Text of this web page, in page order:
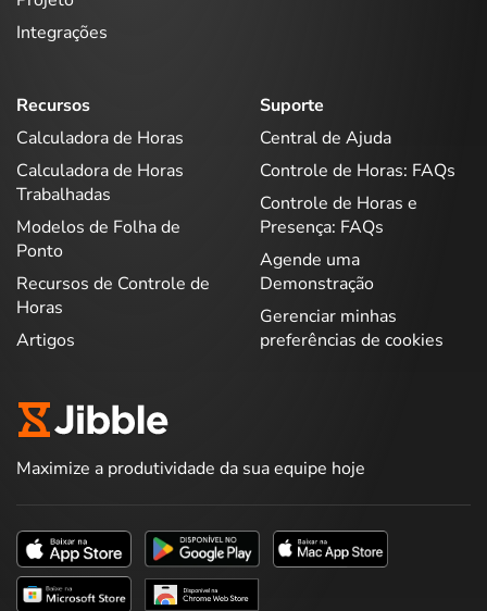
Integrações
Recursos
Calculadora de Horas
Calculadora de Horas
Trabalhadas
Modelos de Folha de
Ponto
Recursos de Controle de
Horas
Artigos
Suporte
Central de Ajuda
Controle de Horas: FAQs
Controle de Horas e
Presença: FAQs
Agende uma
Demonstração
Gerenciar minhas
preferências de cookies
Maximize a produtividade da sua equipe hoje